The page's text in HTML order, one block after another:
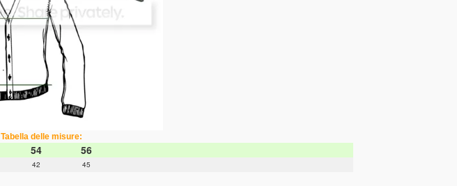
Tabella delle misure:
54
56
42 45